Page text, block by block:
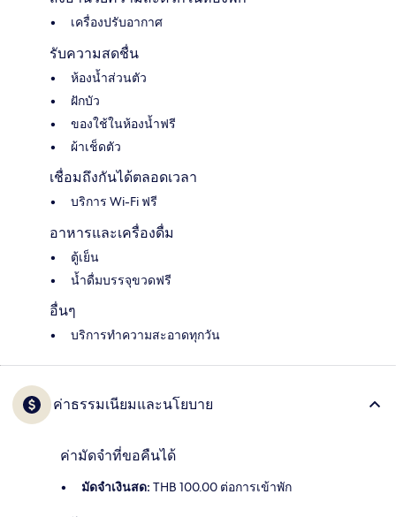
เครื่องปรับอากาศ
รับความสดชื่น
ห้องน้ำส่วนตัว
ฝักบัว
ของใช้ในห้องน้ำฟรี
ผ้าเช็ดตัว
เชื่อมถึงกันได้ตลอดเวลา
บริการ Wi-Fi ฟรี
อาหารและเครื่องดื่ม
ตู้เย็น
น้ำดื่มบรรจุขวดฟรี
อื่นๆ
บริการทำความสะอาดทุกวัน
ค่าธรรมเนียมและนโยบาย
ค่ามัดจำที่ขอคืนได้
มัดจำเงินสด: THB 100.00 ต่อการเข้าพัก